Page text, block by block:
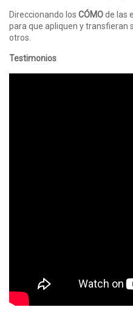
Direccionando los CÓMOde las
para que apliquen y transfieran
otros.
Testimonios